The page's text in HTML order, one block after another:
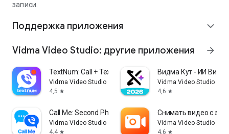
записи.
Поддержка приложения expand_more
Vidma Video Studio: другие приложения arrow_forward
TextNum: Call + Text for Now！
Vidma Video Studio
4,5 star
Видма Кут - ИИ
Vidma Video Studio
4,6 star
Call Me: Second Phone Number
Vidma Video Studio
4,4 star
Снимать видео с
Vidma Video Studio
4,6 star